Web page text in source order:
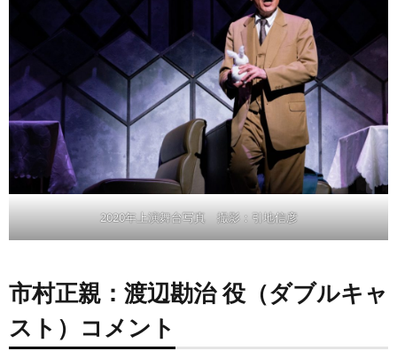
2020年上演舞台写真 撮影：引地信彦
市村正親：渡辺勘治 役（ダブルキャ
スト）コメント